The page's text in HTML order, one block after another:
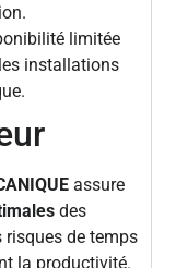
limitée
installations
assure
des
de temps
la productivité.